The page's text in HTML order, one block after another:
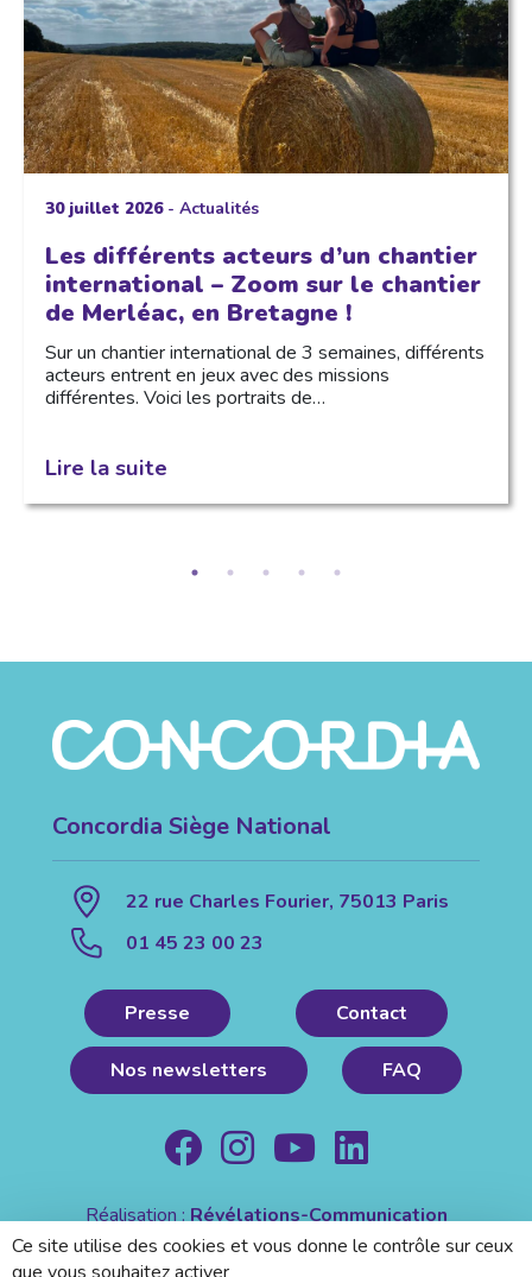
30 juillet 2026- Actualités
Les différents acteurs d’un chantier
international – Zoom sur le chantier
de Merléac, en Bretagne !
Sur un chantier international de 3 semaines, différents
acteurs entrent en jeux avec des missions
différentes. Voici les portraits de…
Lire la suite
Concordia Siège National
22 rue Charles Fourier, 75013 Paris
01 45 23 00 23
Presse Contact
Nos newsletters FAQ
Réalisation :Révélations-Communication
Mentions légales| Politique de confidentialité
Ce site utilise des cookies et vous donne le contrôle sur ceux